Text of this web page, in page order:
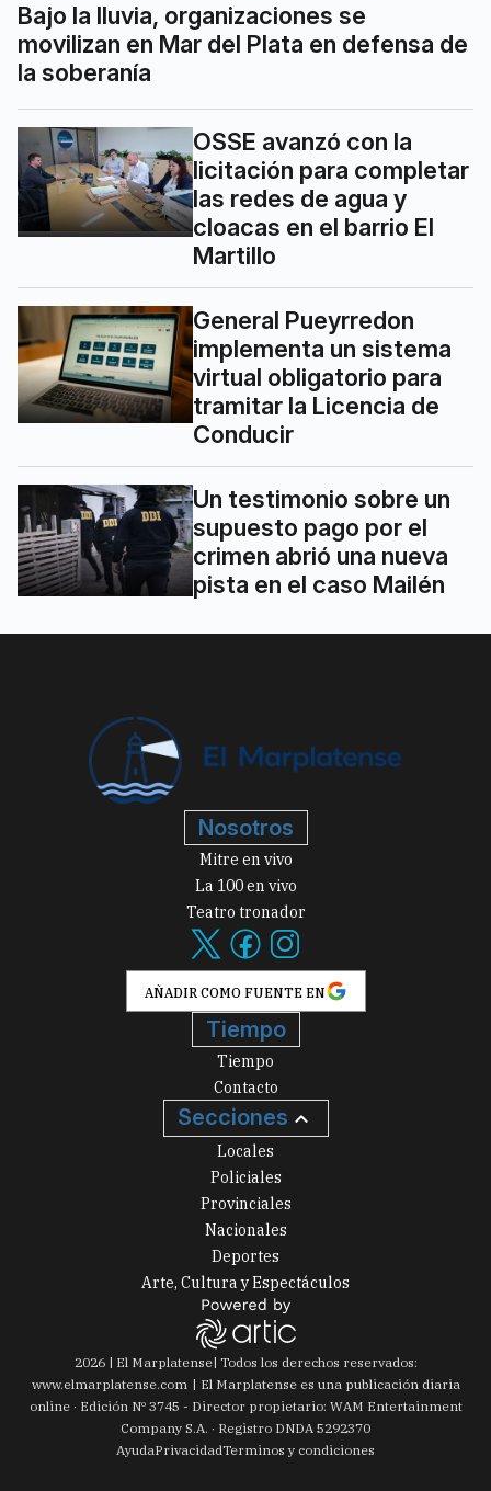
Bajo la lluvia, organizaciones se
movilizan en Mar del Plata en defensa de
la soberanía
OSSE avanzó con la
licitación para completar
las redes de agua y
cloacas en el barrio El
Martillo
General Pueyrredon
implementa un sistema
virtual obligatorio para
tramitar la Licencia de
Conducir
Un testimonio sobre un
supuesto pago por el
crimen abrió una nueva
pista en el caso Mailén
Nosotros
Mitre en vivo
La 100 en vivo
Teatro tronador
AÑADIR COMO FUENTE EN
Tiempo
Tiempo
Contacto
Secciones
Locales
Policiales
Provinciales
Nacionales
Deportes
Arte, Cultura y Espectáculos
2026| El Marplatense| Todos los derechos reservados:
www.elmarplatense.com
El Marplatense es una publicación diaria
online · Edición Nº 3745 - Director propietario: WAM Entertainment
Company S.A. · Registro DNDA 5292370
AyudaPrivacidadTerminos y condiciones